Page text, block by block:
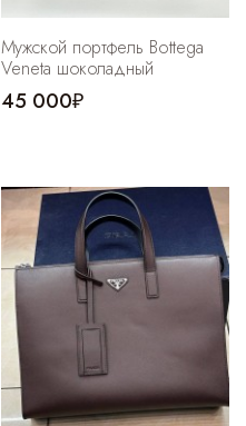
Мужской портфель Bottega
Veneta шоколадный
45 000₽